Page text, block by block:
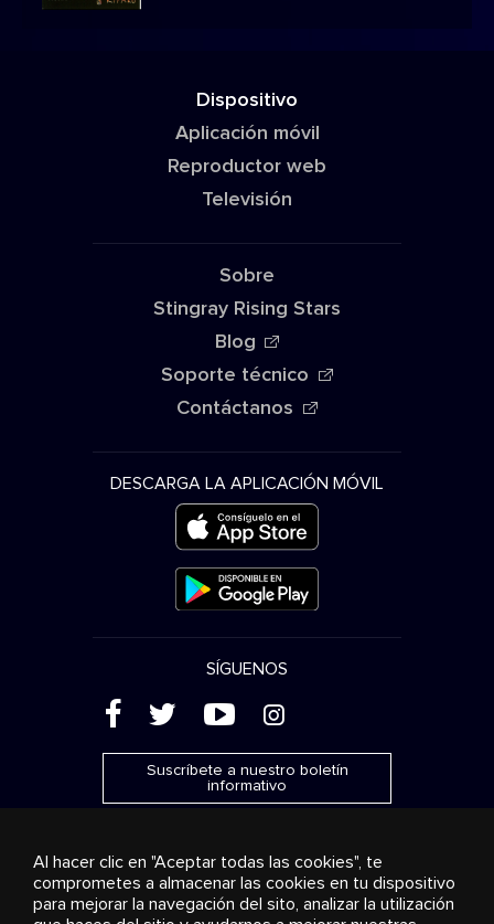
Dispositivo
Aplicación móvil
Reproductor web
Televisión
Sobre
Stingray Rising Stars
Blog
Soporte técnico
Contáctanos
DESCARGA LA APLICACIÓN MÓVIL
SÍGUENOS
( ' + &
Suscríbete a nuestro boletín
informativo
Publicidad Transmisión y distribución
Productos de
Al hacer clic en "Aceptar todas las cookies", te
comprometes a almacenar las cookies en tu dispositivo
para mejorar la navegación del sito, analizar la utilización